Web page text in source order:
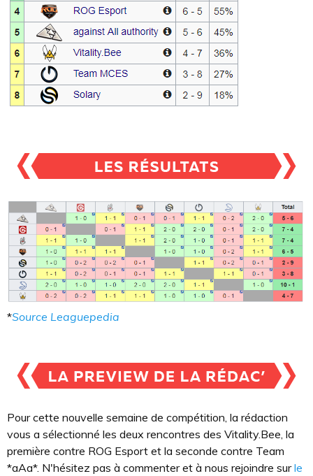
*Source Leaguepedia
Pour cette nouvelle semaine de compétition, la rédaction
vous a sélectionné les deux rencontres des Vitality.Bee, la
première contre ROG Esport et la seconde contre Team
*aAa*. N'hésitez pas à commenter et à nous rejoindre surle